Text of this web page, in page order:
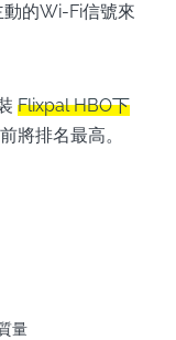
動的Wi-Fi信號來
Flixpal HBO下
將排名最高。
量